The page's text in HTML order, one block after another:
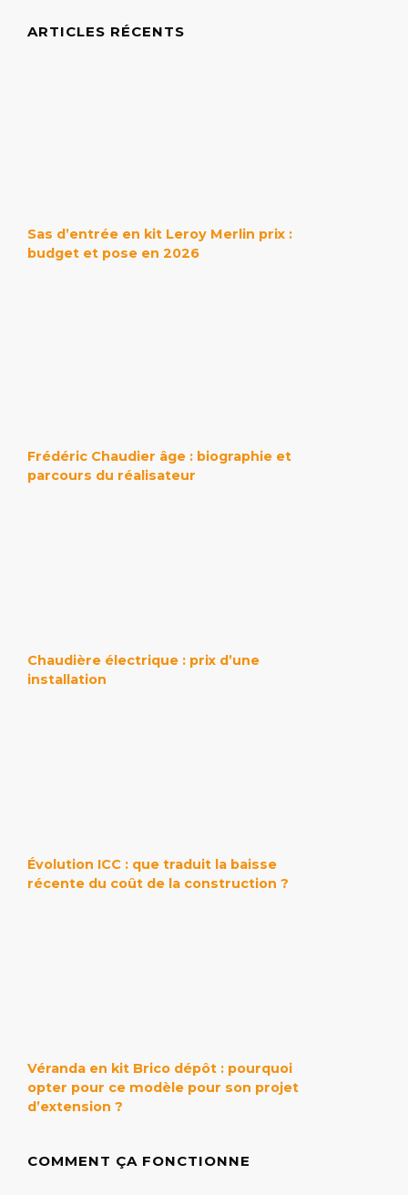
ARTICLES RÉCENTS
Sas d’entrée en kit Leroy Merlin prix :
budget et pose en 2026
Frédéric Chaudier âge : biographie et
parcours du réalisateur
Chaudière électrique : prix d’une
installation
Évolution ICC : que traduit la baisse
récente du coût de la construction ?
Véranda en kit Brico dépôt : pourquoi
opter pour ce modèle pour son projet
d’extension ?
COMMENT ÇA FONCTIONNE